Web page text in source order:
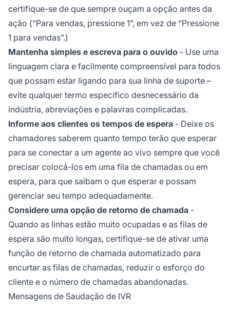
certifique-se de que sempre ouçam a opção antes da
ação (“Para vendas, pressione 1”, em vez de “Pressione
1 para vendas”.)
Mantenha simples e escreva para o ouvido - Use uma
linguagem clara e facilmente compreensível para todos
que possam estar ligando para sua linha de suporte –
evite qualquer termo específico desnecessário da
indústria, abreviações e palavras complicadas.
Informe aos clientes os tempos de espera - Deixe os
chamadores saberem quanto tempo terão que esperar
para se conectar a um agente ao vivo sempre que você
precisar colocá-los em uma fila de chamadas ou em
espera, para que saibam o que esperar e possam
gerenciar seu tempo adequadamente.
Considere uma opção de retorno de chamada -
Quando as linhas estão muito ocupadas e as filas de
espera são muito longas, certifique-se de ativar uma
função de retorno de chamada automatizado para
encurtar as filas de chamadas, reduzir o esforço do
cliente e o número de chamadas abandonadas.
Mensagens de Saudação de IVR